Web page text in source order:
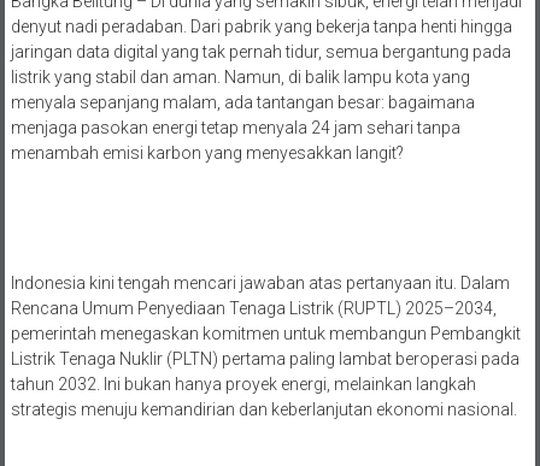
denyut nadi peradaban. Dari pabrik yang bekerja tanpa henti hingga
jaringan data digital yang tak pernah tidur, semua bergantung pada
listrik yang stabil dan aman. Namun, di balik lampu kota yang
menyala sepanjang malam, ada tantangan besar: bagaimana
menjaga pasokan energi tetap menyala 24 jam sehari tanpa
menambah emisi karbon yang menyesakkan langit?
Indonesia kini tengah mencari jawaban atas pertanyaan itu. Dalam
Rencana Umum Penyediaan Tenaga Listrik (RUPTL) 2025–2034,
pemerintah menegaskan komitmen untuk membangun Pembangkit
Listrik Tenaga Nuklir (PLTN) pertama paling lambat beroperasi pada
tahun 2032. Ini bukan hanya proyek energi, melainkan langkah
strategis menuju kemandirian dan keberlanjutan ekonomi nasional.